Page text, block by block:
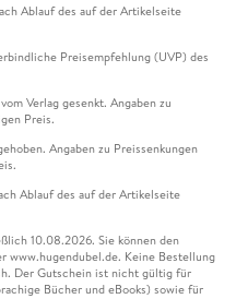
Ablauf des auf der Artikelseite
Preisempfehlung (UVP) des
Verlag gesenkt. Angaben zu
Preis.
Angaben zu Preissenkungen
Ablauf des auf der Artikelseite
10.08.2026. Sie können den
www.hugendubel.de. Keine Bestellung
Der Gutschein ist nicht gültig für
Bücher und eBooks) sowie für